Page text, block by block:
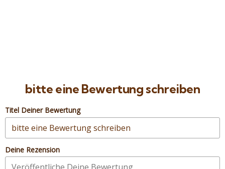
bitte eine Bewertung schreiben
Titel Deiner Bewertung
Deine Rezension